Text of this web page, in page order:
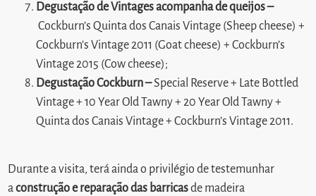
Degustação de Vintages acompanha de queijos –
Cockburn’s Quinta dos Canais Vintage (Sheep cheese) +
Cockburn’s Vintage 2011 (Goat cheese) + Cockburn’s
Vintage 2015 (Cow cheese);
Degustação Cockburn –Special Reserve + Late Bottled
Vintage + 10 Year Old Tawny + 20 Year Old Tawny +
Quinta dos Canais Vintage + Cockburn’s Vintage 2011.
Durante a visita, terá ainda o privilégio de testemunhar
aconstrução e reparação das barricasde madeira